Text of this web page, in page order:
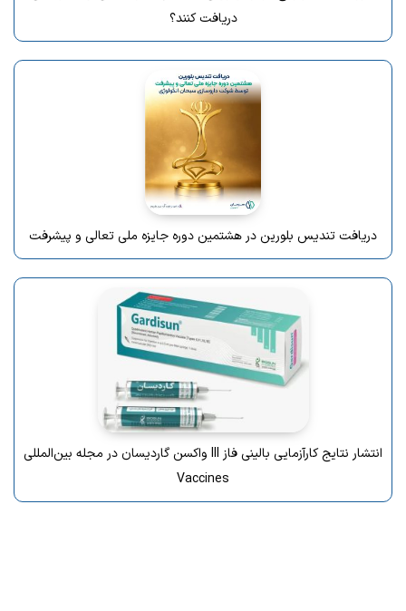
دریافت کنند؟
دریافت تندیس بلورین در هشتمین دوره جایزه ملی تعالی و پیشرفت
انتشار نتایج کارآزمایی بالینی فاز III واکسن گاردیسان در مجله بین‌المللی
Vaccines